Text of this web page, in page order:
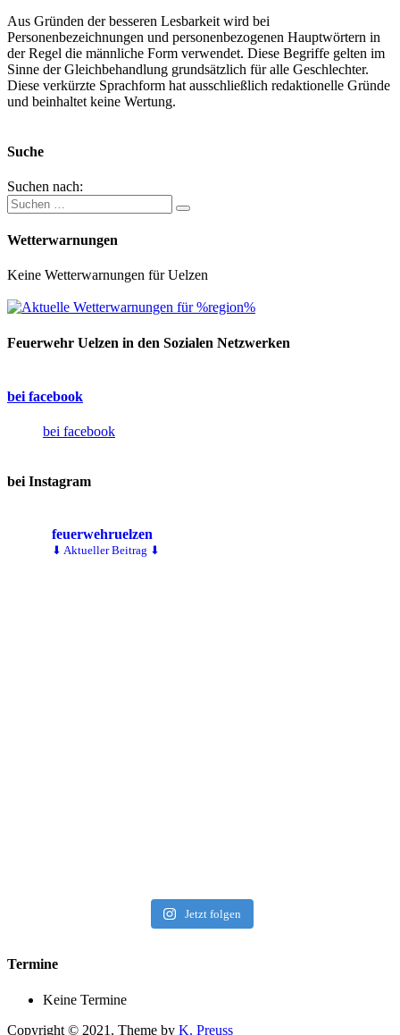
Aus Gründen der besseren Lesbarkeit wird bei
Personenbezeichnungen und personenbezogenen Hauptwörtern in
der Regel die männliche Form verwendet. Diese Begriffe gelten im
Sinne der Gleichbehandlung grundsätzlich für alle Geschlechter.
Diese verkürzte Sprachform hat ausschließlich redaktionelle Gründe
und beinhaltet keine Wertung.
Suche
Suchen nach:
Wetterwarnungen
Keine Wetterwarnungen für Uelzen
Feuerwehr Uelzen in den Sozialen Netzwerken
bei facebook
bei facebook
bei Instagram
feuerwehruelzen
⬇ Aktueller Beitrag ⬇
Jetzt folgen
Termine
Keine Termine
Copyright © 2021. Theme by K. Preuss